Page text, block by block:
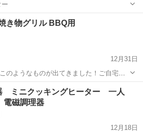
駅 キッチン家電 ヒーター
き物グリル BBQ用
12月31日
のようなものが出てきました！ご自宅で
？ 完全なる未使用品です
になっていたため経年による細かな汚れ
方はご...
駅 キッチン家電 BBQ
ミニクッキングヒーター 一人
磁調理器
12月18日